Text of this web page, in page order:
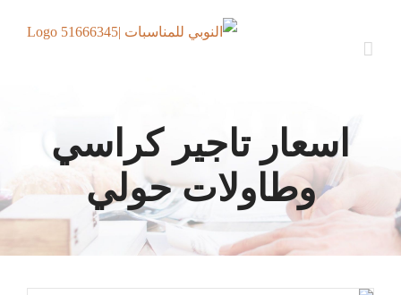
اسعار تاجير كراسي
وطاولات حولي